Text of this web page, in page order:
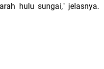
hulu sungai," jelasnya.